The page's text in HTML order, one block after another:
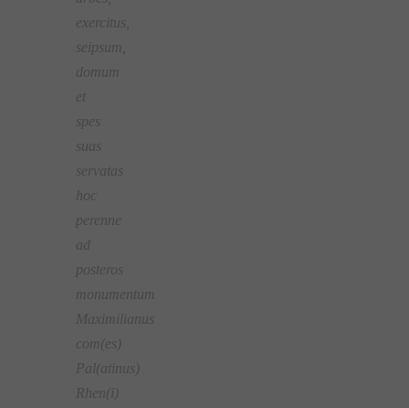
exercitus,
seipsum,
domum
et
spes
suas
servatas
hoc
perenne
ad
posteros
monumentum
Maximilianus
com(es)
Pal(atinus)
Rhen(i)